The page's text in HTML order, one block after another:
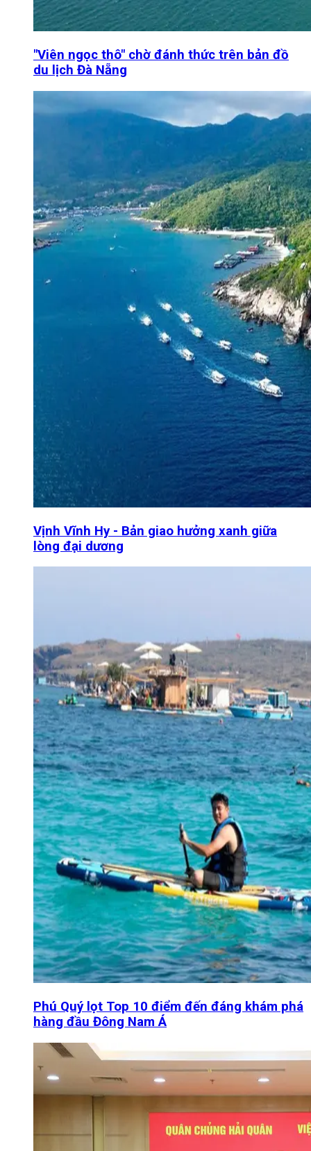
"Viên ngọc thô" chờ đánh thức trên bản đồ
du lịch Đà Nẵng
Vịnh Vĩnh Hy - Bản giao hưởng xanh giữa
lòng đại dương
Phú Quý lọt Top 10 điểm đến đáng khám phá
hàng đầu Đông Nam Á